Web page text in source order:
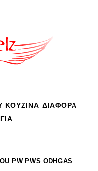
ΚΟΥΖΙΝΑ ΔΙΑΦΟΡΑ
PW PWS ODHGAS